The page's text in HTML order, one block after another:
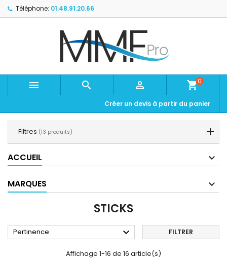
Téléphone: 01.48.91.20.66
   shopping_cart0
Créer un devis à partir du panier
Filtres (13 produits)
ACCUEIL
MARQUES
STICKS
Pertinence  FILTRER
Affichage 1-16 de 16 article(s)